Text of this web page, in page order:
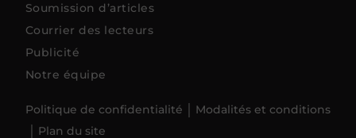
Soumission d’articles
Courrier des lecteurs
Publicité
Notre équipe
Politique de confidentialité
Modalités et conditions
Plan du site